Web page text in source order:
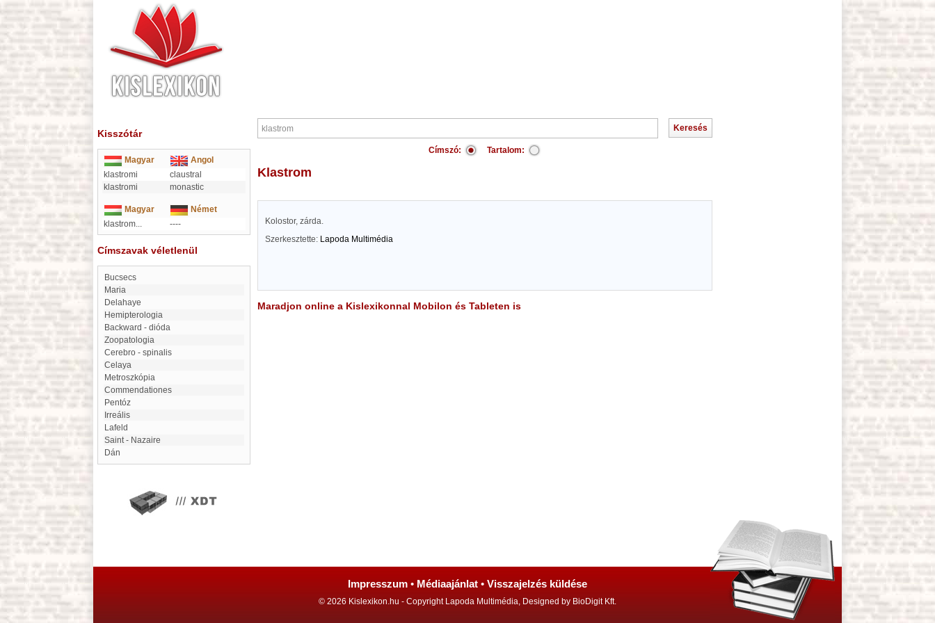
Kisszótár
Magyar
Angol
klastromi
claustral
klastromi
monastic
Magyar
Német
klastrom...
----
Címszavak véletlenül
Bucsecs
Maria
Delahaye
Hemipterologia
Backward - dióda
Zoopatologia
cerebro - spinalis
Celaya
metroszkópia
Commendationes
pentóz
irreális
Lafeld
Saint - Nazaire
Dán
Címszó: Tartalom:
klastrom
Kolostor, zárda.
Szerkesztette: Lapoda Multimédia
Maradjon online a Kislexikonnal Mobilon és Tableten is
Impresszum • Médiaajánlat • Visszajelzés küldése
© 2026 Kislexikon.hu - Copyright Lapoda Multimédia, Designed by BioDigit Kft.